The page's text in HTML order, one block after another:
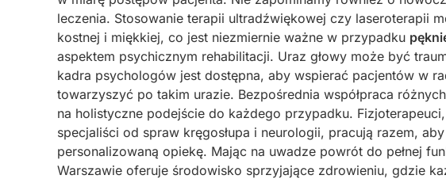
leczenia. Stosowanie terapii ultradźwiękowej czy laseroterapii
kostnej i miękkiej, co jest niezmiernie ważne w przypadku
aspektem psychicznym rehabilitacji. Uraz głowy może być
kadra psychologów jest dostępna, aby wspierać pacjentów w
towarzyszyć po takim urazie. Bezpośrednia współpraca
na holistyczne podejście do każdego przypadku.
specjaliści od spraw kręgosłupa i neurologii, pracują razem,
personalizowaną opiekę. Mając na uwadze powrót do pełnej
Warszawie oferuje środowisko sprzyjające zdrowieniu, gdzie